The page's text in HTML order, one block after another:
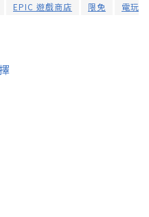
EPIC 遊戲商店 限免 電玩